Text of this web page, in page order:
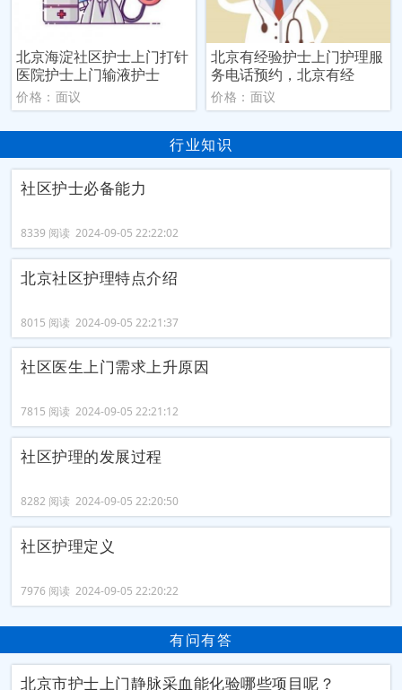
北京海淀社区护士上门打针
医院护士上门输液护士
价格：面议
北京有经验护士上门护理服
务电话预约，北京有经
价格：面议
行业知识
社区护士必备能力
8339 阅读 2024-09-05 22:22:02
北京社区护理特点介绍
8015 阅读 2024-09-05 22:21:37
社区医生上门需求上升原因
7815 阅读 2024-09-05 22:21:12
社区护理的发展过程
8282 阅读 2024-09-05 22:20:50
社区护理定义
7976 阅读 2024-09-05 22:20:22
有问有答
北京市护士上门静脉采血能化验哪些项目呢？